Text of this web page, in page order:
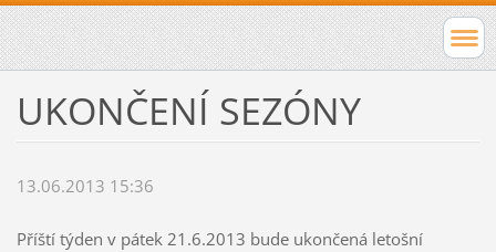
UKONČENÍ SEZÓNY
13.06.2013 15:36
Příští týden v pátek 21.6.2013 bude ukončená letošní